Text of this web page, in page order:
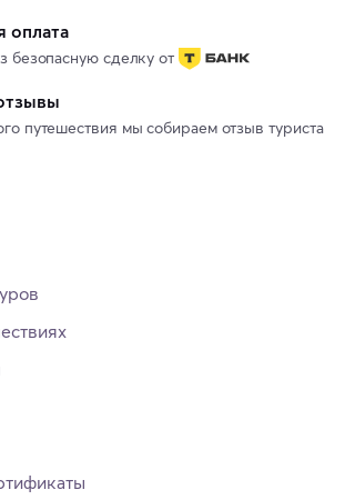
оплата
безопасную сделку от
путешествия мы собираем отзыв туриста